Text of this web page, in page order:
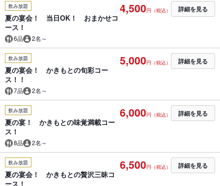
飲み放題
夏の宴会！ 当日OK！ おまかせコ
ース！
6品 2名～
4,500円（税込） 詳細を見る
飲み放題
夏の宴会！ かきもとの旬彩コー
ス！！
7品 2名～
5,000円（税込） 詳細を見る
飲み放題
夏の宴！ かきもとの味覚満載コー
ス！
8品 2名～
6,000円（税込） 詳細を見る
飲み放題
夏の宴会！ かきもとの贅沢三昧コ
ース！
6,500円（税込） 詳細を見る